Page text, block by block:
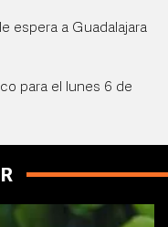
espera a Guadalajara
para el lunes 6 de